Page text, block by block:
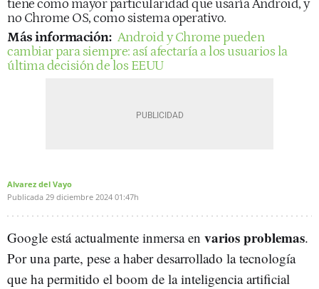
tiene como mayor particularidad que usaría Android, y
no Chrome OS, como sistema operativo.
Más información: Android y Chrome pueden
cambiar para siempre: así afectaría a los usuarios la
última decisión de los EEUU
Alvarez del Vayo
Publicada 29 diciembre 2024 01:47h
Google está actualmente inmersa en varios problemas.
Por una parte, pese a haber desarrollado la tecnología
que ha permitido el boom de la inteligencia artificial